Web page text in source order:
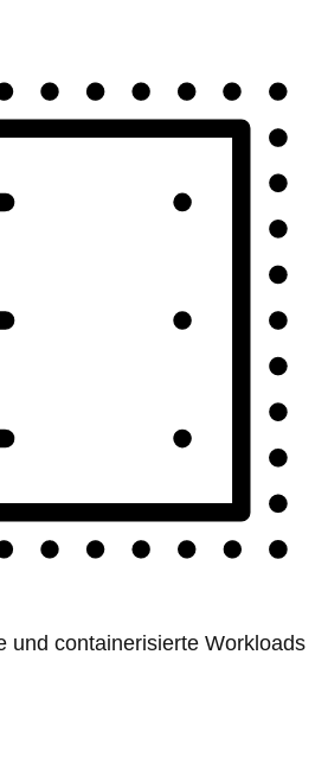
und containerisierte Workloads